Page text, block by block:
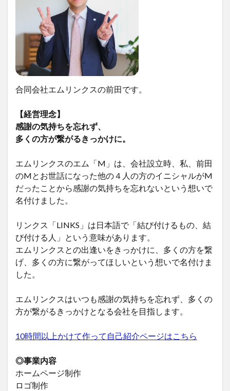
合同会社エムリンクスの前田です。
【経営理念】
感謝の気持ちを忘れず、
多くの方が繋がるきっかけに。
エムリンクスのエム「M」は、会社設立時、私、前田
のMとお世話になった他の４人の方のイニシャルがM
だったことから感謝の気持ちを忘れないという想いで
名付けました。
リンクス「LINKS」は日本語で「結び付けるもの、結
び付ける人」という意味があります。
エムリンクスとの出逢いをきっかけに、多くの方を繋
げ、多くの方に繋がってほしいという想いで名付けま
した。
エムリンクスはいつも感謝の気持ちを忘れず、多くの
方が繋がるきっかけとなる会社を目指します。
10時間以上かけて作って自己紹介ページはこちら
◎事業内容
ホームページ制作
ロゴ制作